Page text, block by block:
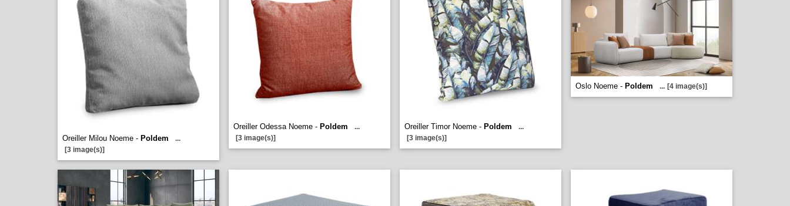
Oreiller Milou Noeme - Poldem
...
[3 image(s)]
Oreiller Odessa Noeme - Poldem
...
[3 image(s)]
Oreiller Timor Noeme - Poldem
...
[3 image(s)]
Oslo Noeme - Poldem ... [4 image(s)]